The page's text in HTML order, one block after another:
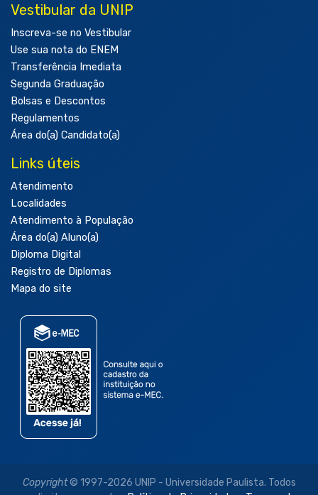
Vestibular da UNIP
Inscreva-se no Vestibular
Use sua nota do ENEM
Transferência Imediata
Segunda Graduação
Bolsas e Descontos
Regulamentos
Área do(a) Candidato(a)
Links úteis
Atendimento
Localidades
Atendimento à População
Área do(a) Aluno(a)
Diploma Digital
Registro de Diplomas
Mapa do site
Copyright© 1997-2026 UNIP - Universidade Paulista. Todos